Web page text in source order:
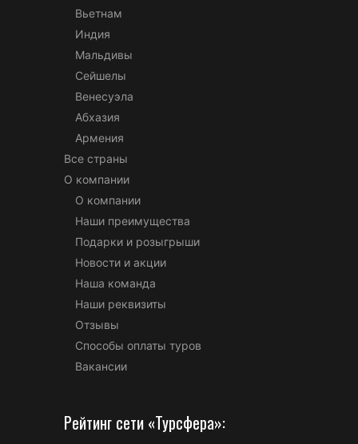
Вьетнам
Индия
Мальдивы
Сейшелы
Венесуэла
Абхазия
Армения
Все страны
О компании
О компании
Наши преимущества
Подарки и розыгрыши
Новости и акции
Наша команда
Наши реквизиты
Отзывы
Способы оплаты туров
Вакансии
Рейтинг сети «Турсфера»: